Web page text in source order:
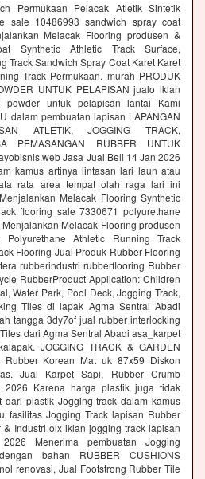
Permukaan Pelacak Atletik Sintetik
sale 10486993 sandwich spray coat
Melacak Flooring produsen &
Synthetic Athletic Track Surface,
Track Sandwich Spray Coat Karet Karet
Track Permukaan. murah PRODUK
UNTUK PELAPISAN jualo iklan
untuk pelapisan lantai Kami
dalam pembuatan lapisan LAPANGAN
ATLETIK, JOGGING TRACK,
PEMASANGAN RUBBER UNTUK
Jasa Jual Beli 14 Jan 2026
kamus artinya lintasan lari laun atau
rata area tempat olah raga lari ini
Melacak Flooring Synthetic
flooring sale 7330671 polyurethane
Melacak Flooring produsen
Athletic Running Track
Flooring Jual Produk Rubber Flooring
rubberindustri rubberflooring Rubber
RubberProduct Application: Children
Water Park, Pool Deck, Jogging Track,
Tiles di lapak Agma Sentral Abadi
tangga 3dy7of jual rubber interlocking
dari Agma Sentral Abadi asa_karpet
JOGGING TRACK & GARDEN
Korean Mat uk 87x59 Diskon
Jual Karpet Sapi, Rubber Crumb
2026 Karena harga plastik juga tidak
dari plastik Jogging track dalam kamus
fasilitas Jogging Track lapisan Rubber
Industri olx iklan jogging track lapisan
Menerima pembuatan Jogging
bahan RUBBER CUSHIONS
renovasi, Jual Footstrong Rubber Tile